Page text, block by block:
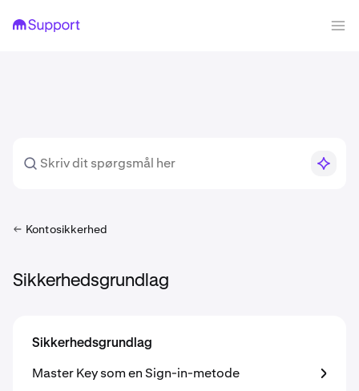
Kontosikkerhed
Sikkerhedsgrundlag
Sikkerhedsgrundlag
Master Key som en Sign-in-metode